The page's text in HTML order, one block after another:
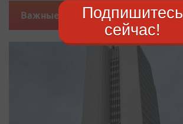
Важные новостиПодпишитесь
сейчас!